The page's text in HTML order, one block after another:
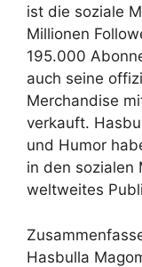
ist die soziale
Millionen
195.000
auch seine
Merchandise
verkauft.
und Humor
in den sozialen
weltweites
Hasbulla